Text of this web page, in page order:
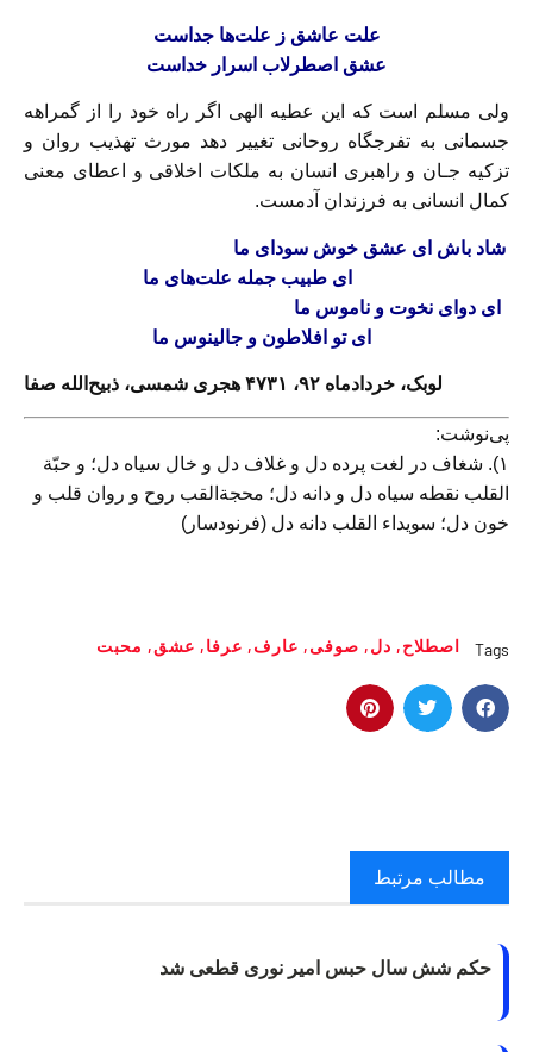
علت عاشق ز علت‌ها جداست‌
عشق اصطرلاب اسرار خداست
ولی مسلم است که این عطیه الهی اگر‌ راه خود را از گمراهه
جسمانی به تفرجگاه روحانی تغییر دهد مورث تهذیب روان و
تزکیه جـان و راهبری انسان به ملکات اخلاقی و اعطای معنی
کمال انسانی به فرزندان آدمست.
شاد باش‌ ای‌ عشق خوش سودای ما
ای طبیب جمله علت‌های ما
ای دوای نخوت و ناموس ما
ای تو افلاطون و جالینوس ما
لوبک، خردادماه ۹۲، ۴۷۳۱ هجری شمسی، ذبیح‌الله صفا‌
پی‌نوشت‌:
۱). شغاف در لغت پرده دل و غلاف دل و خال سیاه دل؛ و حبّة
القلب نقطه سیاه دل و دانه دل؛ محجةالقب روح و روان قلب و
خون‌ دل‌؛ سویداء القلب دانه دل (فرنودسار‌)
Tags اصطلاح, دل, صوفی, عارف, عرفا, عشق, محبت
مطالب مرتبط
حکم شش سال حبس امیر نوری قطعی شد